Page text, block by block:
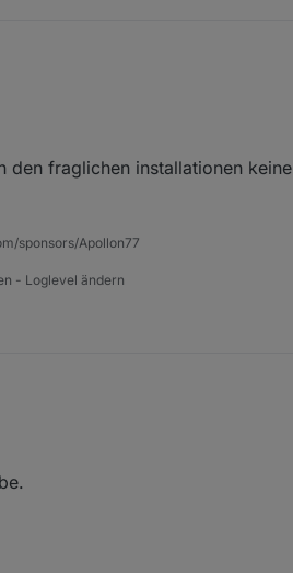
nicht.
du eine aktuell für iobroker nicht
den fraglichen installationen keine
sponsors/Apollon77
- Loglevel ändern
den fraglichen installationen keine